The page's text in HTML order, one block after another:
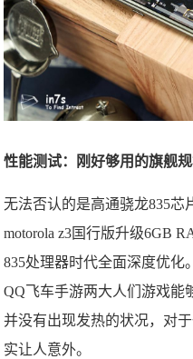
性能测试：刚好够用的旗舰
无法否认的是高通骁龙835
motorola z3国行版升级6GB
835处理器时代全面深度优化
QQ飞车手游两大人们游戏能
并没有出现发热的状况，对
实让人意外。